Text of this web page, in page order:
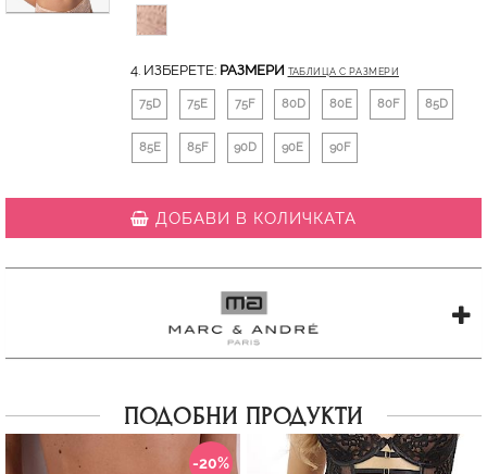
4. ИЗБЕРЕТЕ: РАЗМЕРИ ТАБЛИЦА С РАЗМЕРИ
75D 75E 75F 80D 80E 80F 85D
85E 85F 90D 90E 90F
ДОБАВИ В КОЛИЧКАТА
ПОДОБНИ ПРОДУКТИ
-20%